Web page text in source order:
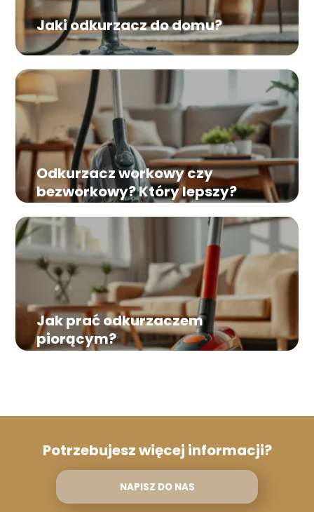
Jaki odkurzacz do domu?
Odkurzacz workowy czy
bezworkowy? Który lepszy?
Jak prać odkurzaczem
piorącym?
Potrzebujesz więcej informacji?
NAPISZ DO NAS